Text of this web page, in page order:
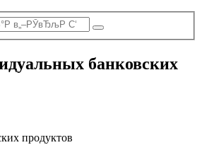
банковских
продуктов